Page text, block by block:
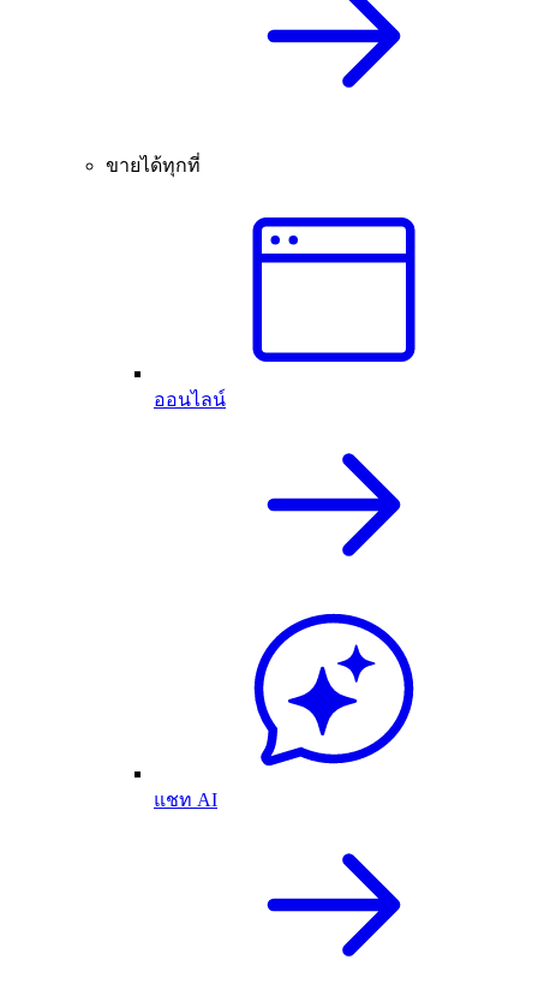
ขายได้ทุกที่
ออนไลน์
แชท AI